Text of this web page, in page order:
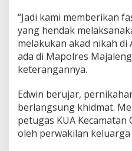
i
i
-
N
h
k
a
n
“Jadi kami memberikan
yang hendak
melakukan akad nikah di
ada di Mapolres
keterangannya.
Edwin berujar,
berlangsung khidmat.
petugas KUA
oleh perwakilan